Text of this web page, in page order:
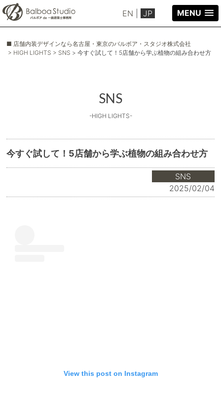
EN JP MENU
■ 店舗内装デザインなら名古屋・東京のバルボア・スタジオ株式会社
> HIGH LIGHTS > SNS > 今すぐ試して！5店舗から学ぶ植物の組み合わせ方
SNS
-HIGH LIGHTS-
今すぐ試して！5店舗から学ぶ植物の組み合わせ方
SNS
2025/02/04
View this post on Instagram